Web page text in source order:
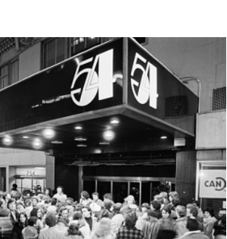
大學（North Carolina Central
法語文學獎學金，1970年畢業後又
聯校布朗大學（Brown University）
金。